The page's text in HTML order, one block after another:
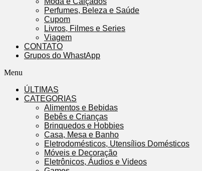
Perfumes, Beleza e Saúde
Cupom
Livros, Filmes e Series
Viagem
CONTATO
Grupos do WhastApp
Menu
ÚLTIMAS
CATEGORIAS
Alimentos e Bebidas
Bebês e Crianças
Brinquedos e Hobbies
Casa, Mesa e Banho
Eletrodomésticos, Utensílios Domésticos
Móveis e Decoração
Eletrônicos, Áudios e Videos